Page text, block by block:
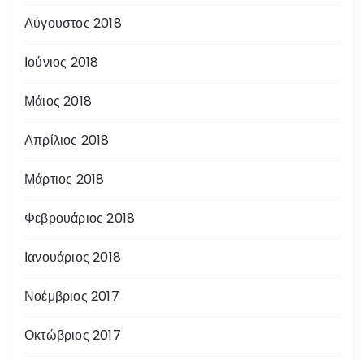
Αύγουστος 2018
Ιούνιος 2018
Μάιος 2018
Απρίλιος 2018
Μάρτιος 2018
Φεβρουάριος 2018
Ιανουάριος 2018
Νοέμβριος 2017
Οκτώβριος 2017